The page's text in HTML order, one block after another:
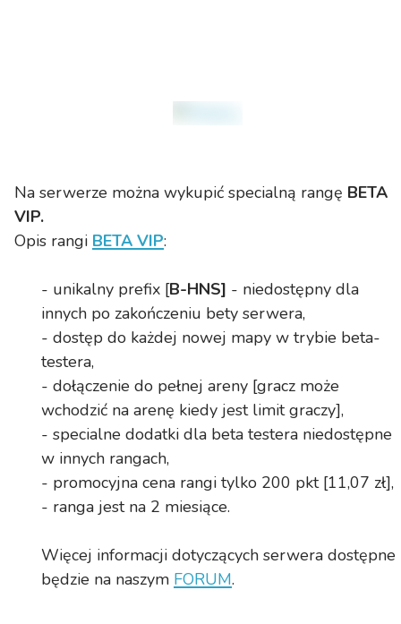
Na serwerze można wykupić specialną rangę BETA
VIP.
Opis rangi BETA VIP:
- unikalny prefix [B-HNS] - niedostępny dla
innych po zakończeniu bety serwera,
- dostęp do każdej nowej mapy w trybie beta-
testera,
- dołączenie do pełnej areny [gracz może
wchodzić na arenę kiedy jest limit graczy],
- specialne dodatki dla beta testera niedostępne
w innych rangach,
- promocyjna cena rangi tylko 200 pkt [11,07 zł],
- ranga jest na 2 miesiące.
Więcej informacji dotyczących serwera dostępne
będzie na naszym FORUM.